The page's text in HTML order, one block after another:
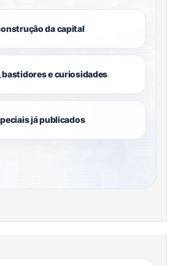
da capital
bastidores e curiosidades
já publicados